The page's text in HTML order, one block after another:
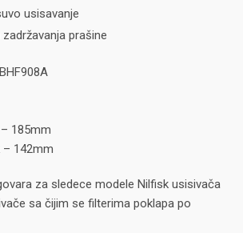
usisavanje
prašine
– 185mm
– 142mm
za sledece modele Nilfisk usisivača
sa čijim se filterima poklapa po